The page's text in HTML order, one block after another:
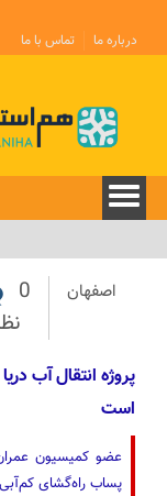
درباره ما
تماس با ما
اصفهان
0
پروژه انتقال آب
است
عضو کمیسیون
پساب راه‌گشای